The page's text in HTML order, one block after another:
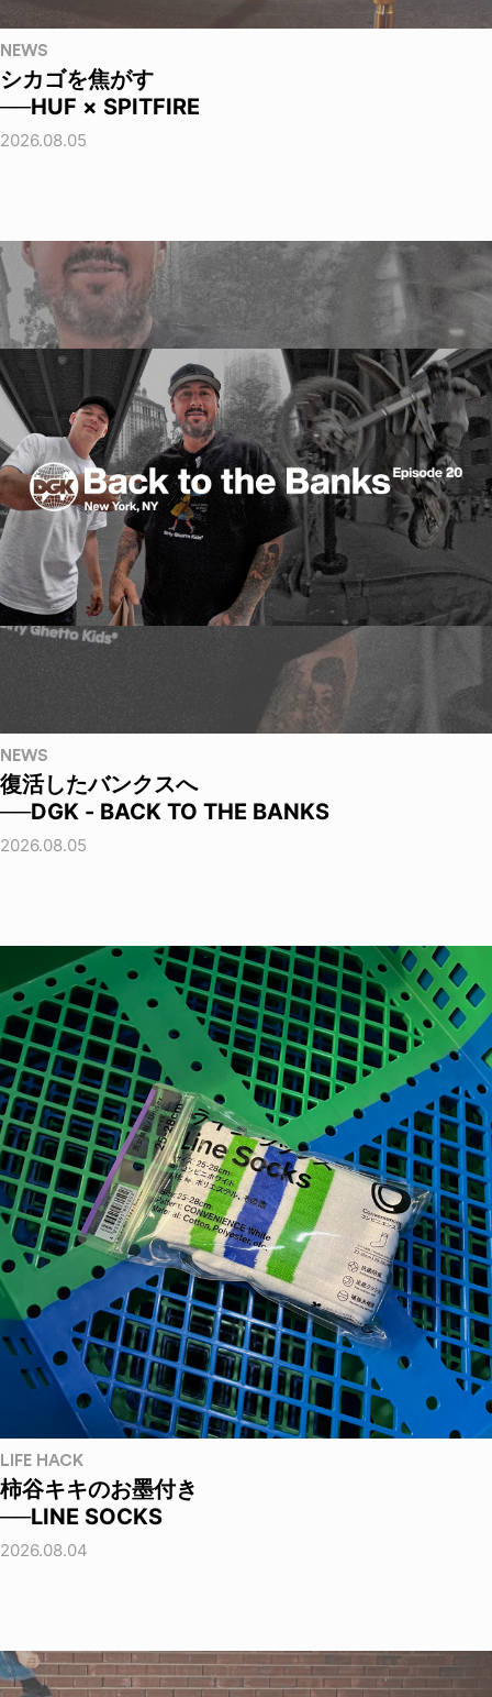
NEWS
シカゴを焦がす
──HUF × SPITFIRE
2026.08.05
NEWS
復活したバンクスへ
──DGK - BACK TO THE BANKS
2026.08.05
LIFE HACK
柿谷キキのお墨付き
──LINE SOCKS
2026.08.04